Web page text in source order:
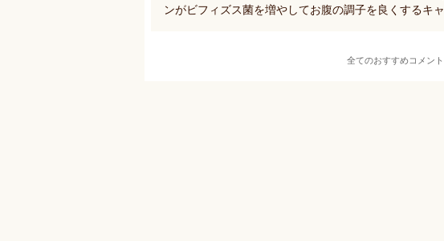
ンがビフィズス菌を増やしてお腹の調子を良くするキャ
全てのおすすめコメント